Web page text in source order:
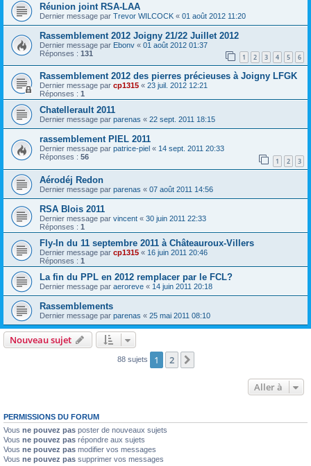
Réunion joint RSA-LAA
Dernier message par Trevor WILCOCK « 01 août 2012 11:20
Rassemblement 2012 Joigny 21/22 Juillet 2012
Dernier message par Ebonv « 01 août 2012 01:37
Réponses : 131 1 2 3 4 5 6
Rassemblement 2012 des pierres précieuses à Joigny LFGK
Dernier message par cp1315 « 23 juil. 2012 12:21
Réponses : 1
Chatellerault 2011
Dernier message par parenas « 22 sept. 2011 18:15
rassemblement PIEL 2011
Dernier message par patrice-piel « 14 sept. 2011 20:33
Réponses : 56 1 2 3
Aérodéj Redon
Dernier message par parenas « 07 août 2011 14:56
RSA Blois 2011
Dernier message par vincent « 30 juin 2011 22:33
Réponses : 1
Fly-In du 11 septembre 2011 à Châteauroux-Villers
Dernier message par cp1315 « 16 juin 2011 20:46
Réponses : 1
La fin du PPL en 2012 remplacer par le FCL?
Dernier message par aeroreve « 14 juin 2011 20:18
Rassemblements
Dernier message par parenas « 25 mai 2011 08:10
Nouveau sujet
88 sujets 1 2
Aller à
PERMISSIONS DU FORUM
Vous ne pouvez pas poster de nouveaux sujets
Vous ne pouvez pas répondre aux sujets
Vous ne pouvez pas modifier vos messages
Vous ne pouvez pas supprimer vos messages